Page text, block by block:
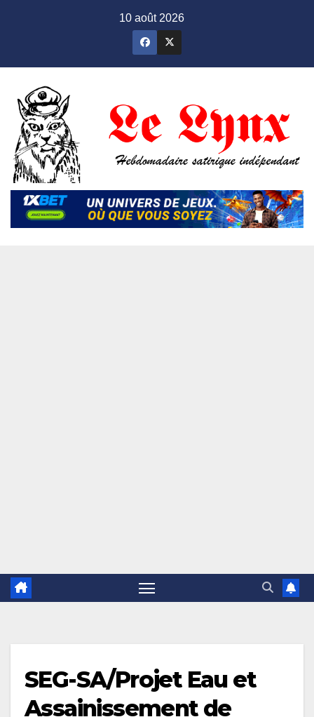
10 août 2026
SEG-SA/Projet Eau et
Assainissement de